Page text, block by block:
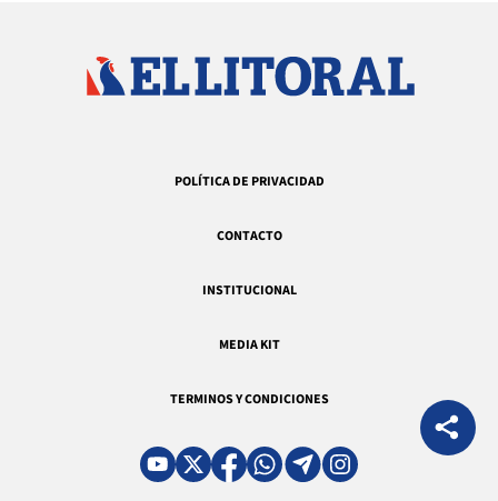
POLÍTICA DE PRIVACIDAD
CONTACTO
INSTITUCIONAL
MEDIA KIT
TERMINOS Y CONDICIONES